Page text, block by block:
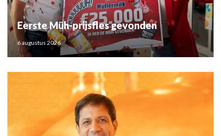
Eerste Müh-prijsfles gevonden
6 augustus 2026